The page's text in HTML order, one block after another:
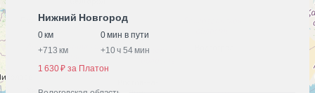
Нижний Новгород
0 км
0 мин в пути
+713 км +10 ч 54 мин
1 630 ₽ за Платон